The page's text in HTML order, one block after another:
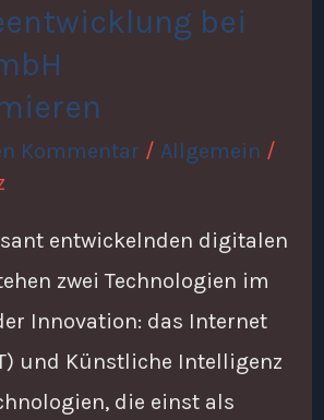
bei
Kommentar / Allgemein /
entwickelnden digitalen
zwei Technologien im
Innovation: das Internet
und Künstliche Intelligenz
die einst als